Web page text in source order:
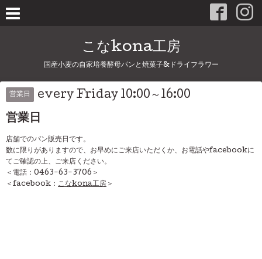
こなkona工房
国産小麦の自家培養酵母パンと焼菓子&ドライフラワー
営業日 every Friday 10:00～16:00
営業日
店舗でのパン販売日です。
数に限りがありますので、お早めにご来店いただくか、お電話やfacebookに
てご確認の上、ご来店ください。
＜電話：0463-63-3706＞
＜facebook： こなkona工房 ＞